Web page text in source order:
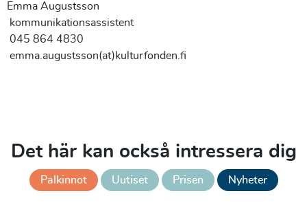
Emma Augustsson
kommunikationsassistent
045 864 4830
emma.augustsson(at)kulturfonden.fi
Det här kan också intressera dig
Palkinnot Uutiset Prisen Nyheter